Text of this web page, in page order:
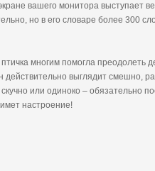
вашего монитора выступает
но в его словаре более 300
многим помогла преодолеть
действительно выглядит смешно,
или одиноко – обязательно
настроение!